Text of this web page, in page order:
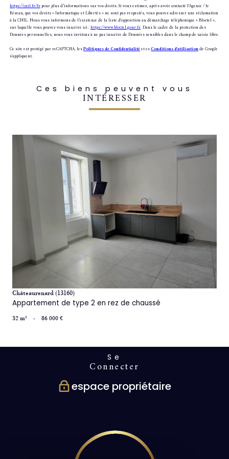
https://cnil.fr/frpour plus d’informations sur vos droits. Si vous estimez, après avoir contacté l'Agence / le
Réseau, que vos droits « Informatique et Libertés » ne sont pas respectés, vous pouvez adresser une réclamation
à la CNIL. Nous vous informons de l’existence de la liste d'opposition au démarchage téléphonique « Bloctel »,
sur laquelle vous pouvez vous inscrire ici :https://www.bloctel.gouv.fr. Dans le cadre de la protection des
Données personnelles, nous vous invitons à ne pas inscrire de Données sensibles dans le champ de saisie libre.
Ce site est protégé par reCAPTCHA, lesPolitiques de Confidentialitéet esConditions d'utilisationde Google
s'appliquent.
Ces biens peuvent vous
INTÉRESSER
voir le bien
Châteaurenard (13160)
Appartement de type 2 en rez de chaussé
32 m² - 86 000 €
Se
connecter
espace propriétaire